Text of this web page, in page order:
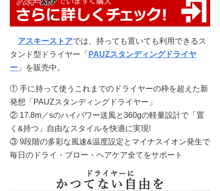
アスキーストアでは、持っても置いても利用できるス
タンド型ドライヤー「 PAUZスタンディングドライヤ
ー 」を販売中。
① 手に持って使うこれまでのドライヤーの枠を超えた新
発想「PAUZスタンディングドライヤー」
② 17.8m／sのハイパワー送風と360gの軽量設計で「置
く&持つ」自由なスタイルを快適に実現!
③ 9段階の多彩な風速&温度設定とマイナスイオン発生で
毎日のドライ・ブロー・ヘアケア全てをサポート